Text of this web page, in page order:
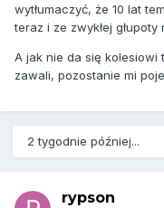
wytłumaczyć, że 10 lat
teraz i ze zwykłej głupoty
A jak nie da się kolesiowi
zawali, pozostanie mi
2 tygodnie później...
rypson